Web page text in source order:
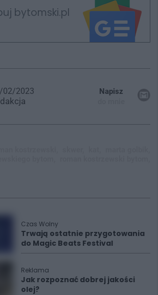
bytomski.pl
02/2023
Napisz
Czas Wolny
Trwają ostatnie przygotowania
do Magic Beats Festival
Reklama
Jak rozpoznać dobrej jakości
olej?